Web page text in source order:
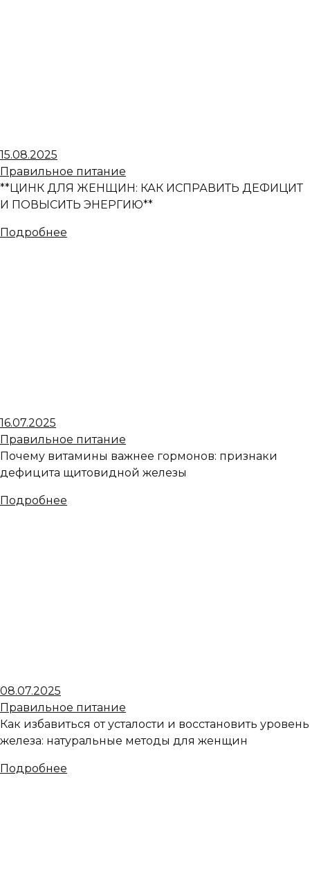
15.08.2025
Правильное питание
**ЦИНК ДЛЯ ЖЕНЩИН: КАК ИСПРАВИТЬ ДЕФИЦИТ
И ПОВЫСИТЬ ЭНЕРГИЮ**
Подробнее
16.07.2025
Правильное питание
Почему витамины важнее гормонов: признаки
дефицита щитовидной железы
Подробнее
08.07.2025
Правильное питание
Как избавиться от усталости и восстановить уровень
железа: натуральные методы для женщин
Подробнее